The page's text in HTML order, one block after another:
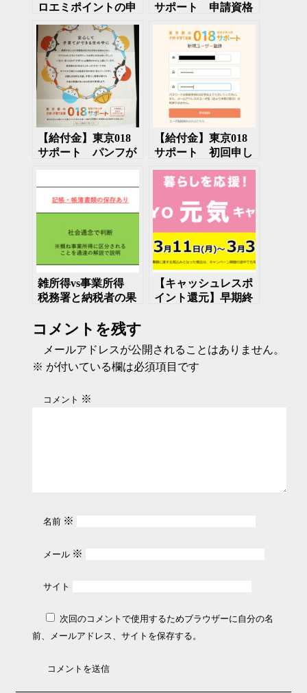
ロエミポイントの申
器、LED照明買替で
商品券
サポート 申請資格
【給付金】東京018
サポート パンフが
【給付金】東京018
サポート 初回申し
12月15日まで
雑所得vs事業所得
税務署と納税者の果
【キャッシュレスポ
イント還元】早期終
日まで
コメントを残す
メールアドレスが公開されることはありません。
※ が付いている欄は必須項目です
コメント ※
名前 ※
メール ※
サイト
次回のコメントで使用するためブラウザーに自分の名
前、メールアドレス、サイトを保存する。